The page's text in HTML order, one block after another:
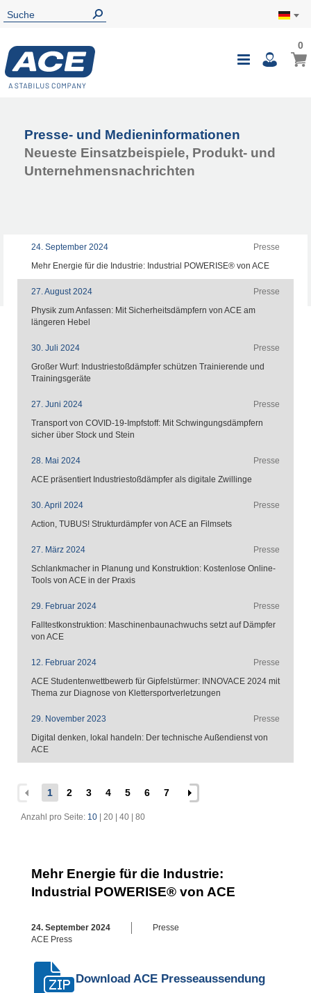
0
Presse- und Medieninformationen
Neueste Einsatzbeispiele, Produkt- und
Unternehmensnachrichten
24. September 2024
Presse
Mehr Energie für die Industrie: Industrial POWERISE® von ACE
27. August 2024
Presse
Physik zum Anfassen: Mit Sicherheitsdämpfern von ACE am
längeren Hebel
30. Juli 2024
Presse
Großer Wurf: Industriestoßdämpfer schützen Trainierende und
Trainingsgeräte
27. Juni 2024
Presse
Transport von COVID-19-Impfstoff: Mit Schwingungsdämpfern
sicher über Stock und Stein
28. Mai 2024
Presse
ACE präsentiert Industriestoßdämpfer als digitale Zwillinge
30. April 2024
Presse
Action, TUBUS! Strukturdämpfer von ACE an Filmsets
27. März 2024
Presse
Schlankmacher in Planung und Konstruktion: Kostenlose Online-
Tools von ACE in der Praxis
29. Februar 2024
Presse
Falltestkonstruktion: Maschinenbaunachwuchs setzt auf Dämpfer
von ACE
12. Februar 2024
Presse
ACE Studentenwettbewerb für Gipfelstürmer: INNOVACE 2024 mit
Thema zur Diagnose von Klettersportverletzungen
29. November 2023
Presse
Digital denken, lokal handeln: Der technische Außendienst von
ACE
1 2 3 4 5 6 7
Anzahl pro Seite: 10 20 40 80
Mehr Energie für die Industrie:
Industrial POWERISE® von ACE
24. September 2024
ACE Press
Presse
Download ACE Presseaussendung